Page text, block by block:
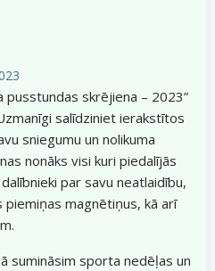
pusstundas skrējiena – 2023”
salīdziniet ierakstītos
sniegumu un nolikuma
nonāks visi kuri piedalījās
par savu neatlaidību,
magnētiņus, kā arī
sumināsim sporta nedēļas un